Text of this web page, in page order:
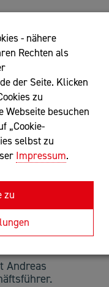
- nähere
Rechten als
der Seite. Klicken
zu
besuchen
„Cookie-
selbst zu
Impressum.
zu
Exakter
Andreas